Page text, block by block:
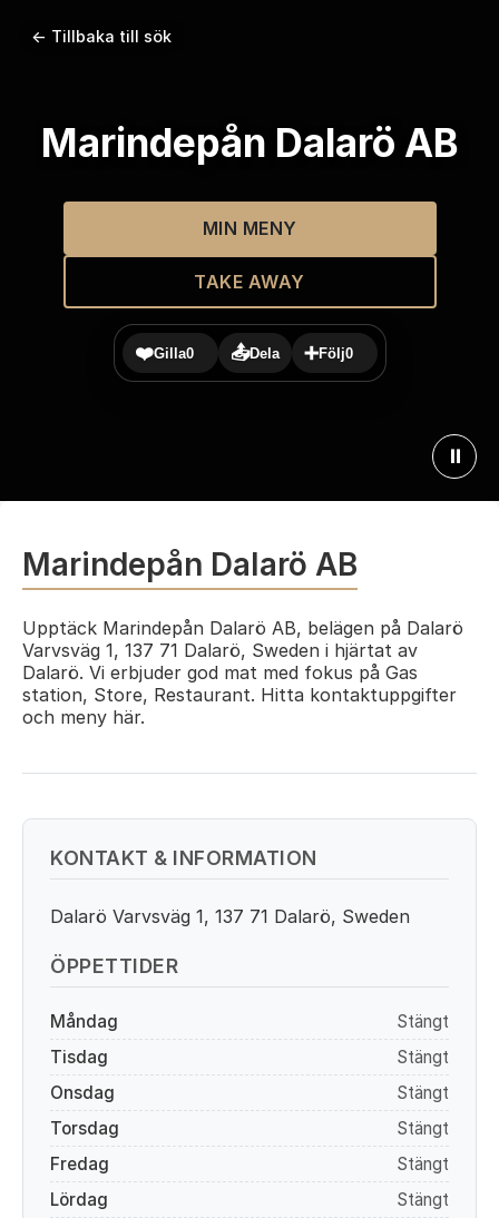
← Tillbaka till sök
Marindepån Dalarö AB
MIN MENY
TAKE AWAY
❤️Gilla0 📤Dela ➕Följ0
⏸
Marindepån Dalarö AB
Upptäck Marindepån Dalarö AB, belägen på Dalarö
Varvsväg 1, 137 71 Dalarö, Sweden i hjärtat av
Dalarö. Vi erbjuder god mat med fokus på Gas
station, Store, Restaurant. Hitta kontaktuppgifter
och meny här.
KONTAKT & INFORMATION
Dalarö Varvsväg 1, 137 71 Dalarö, Sweden
ÖPPETTIDER
Måndag
Stängt
Tisdag
Stängt
Onsdag
Stängt
Torsdag
Stängt
Fredag
Stängt
Lördag
Stängt